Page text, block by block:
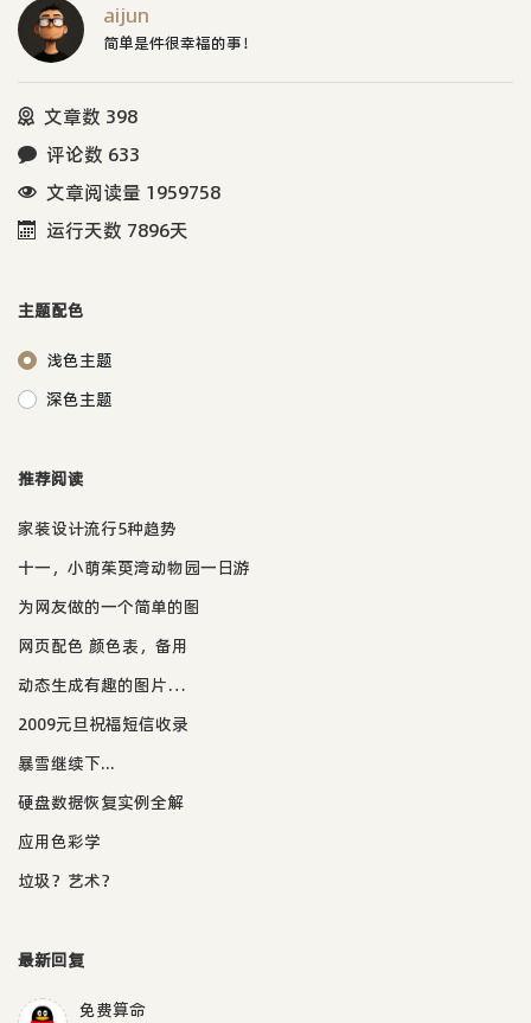
aijun
简单是件很幸福的事！
文章数 398
评论数 633
文章阅读量 1959758
运行天数 7896天
主题配色
浅色主题
深色主题
推荐阅读
家装设计流行5种趋势
十一，小萌茱萸湾动物园一日游
为网友做的一个简单的图
网页配色 颜色表，备用
动态生成有趣的图片…
2009元旦祝福短信收录
暴雪继续下...
硬盘数据恢复实例全解
应用色彩学
垃圾？艺术？
最新回复
免费算命